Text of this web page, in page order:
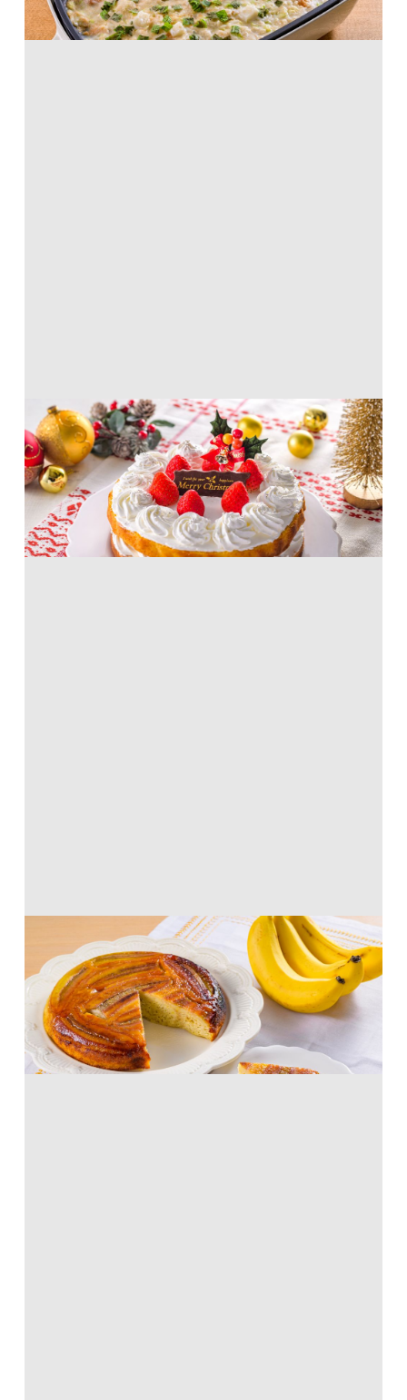
デコレーションケーキ
ホットケーキミックス
バナナのタルトタタン風
ホットケーキミックス